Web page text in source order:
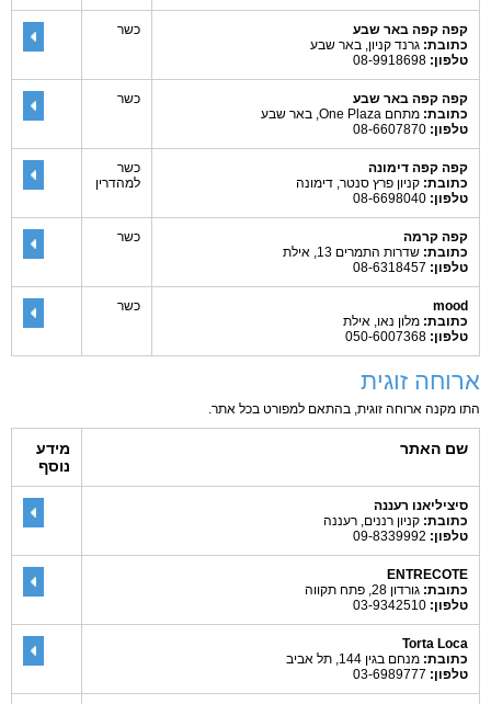
קפה קפה באר שבע
כתובת: גרנד קניון, באר שבע
טלפון:
כשר
קפה קפה באר שבע
כתובת: מתחם One Plaza, באר שבע
טלפון:
כשר
קפה קפה דימונה
כתובת: קניון פרץ סנטר, דימונה
טלפון:
כשר
למהדרין
קפה קרמה
כתובת: שדרות התמרים 13, אילת
טלפון:
כשר
mood
כתובת: מלון נאו, אילת
טלפון:
כשר
ארוחה זוגית
התו מקנה ארוחה זוגית, בהתאם למפורט בכל אתר.
שם האתר
מידע
נוסף
סיציליאנו רעננה
כתובת: קניון רננים, רעננה
טלפון:
ENTRECOTE
כתובת: גורדון 28, פתח תקווה
טלפון:
Torta Loca
כתובת: מנחם בגין 144, תל אביב
טלפון: